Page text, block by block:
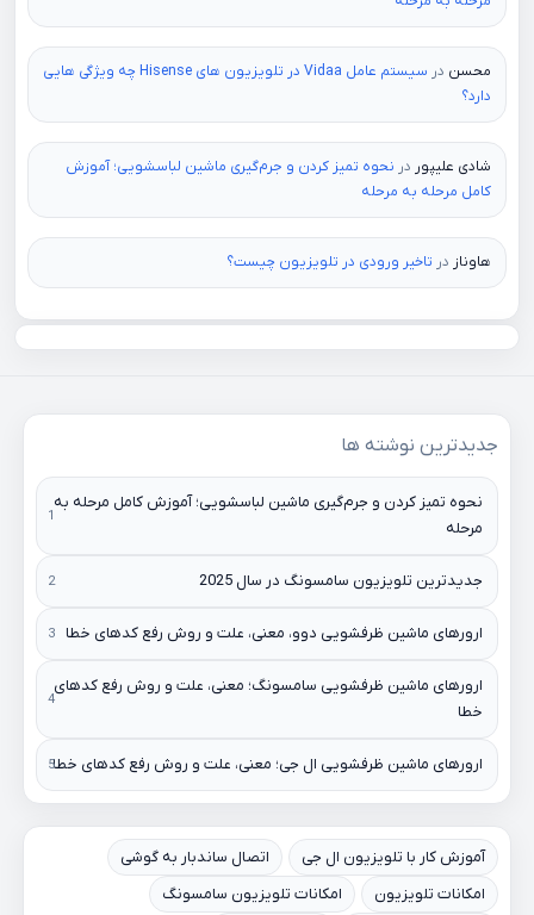
محسن در
سیستم عامل Vidaa در تلویزیون های Hisense چه ویژگی هایی
دارد؟
شادی علیپور در نحوه تمیز کردن و جرم‌گیری ماشین لباسشویی؛ آموزش
کامل مرحله به مرحله
هاوناز در تاخیر ورودی در تلویزیون چیست؟
جدیدترین نوشته ها
نحوه تمیز کردن و جرم‌گیری ماشین لباسشویی؛ آموزش کامل مرحله به
مرحله
جدیدترین تلویزیون سامسونگ در سال 2025
ارورهای ماشین ظرفشویی دوو، معنی، علت و روش رفع کدهای خطا
ارورهای ماشین ظرفشویی سامسونگ؛ معنی، علت و روش رفع کدهای
خطا
ارورهای ماشین ظرفشویی ال جی؛ معنی، علت و روش رفع کدهای خطا
آموزش کار با تلویزیون ال جی
اتصال ساندبار به گوشی
امکانات تلویزیون
امکانات تلویزیون سامسونگ